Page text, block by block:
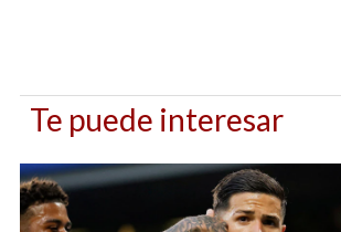
Te puede interesar